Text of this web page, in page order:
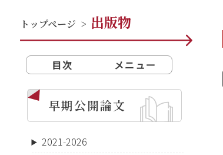
トップページ > 出版物
目次 メニュー
早期公開論文
2021-2026